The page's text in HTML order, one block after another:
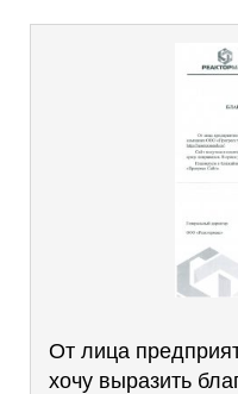
От лица
хочу выразить